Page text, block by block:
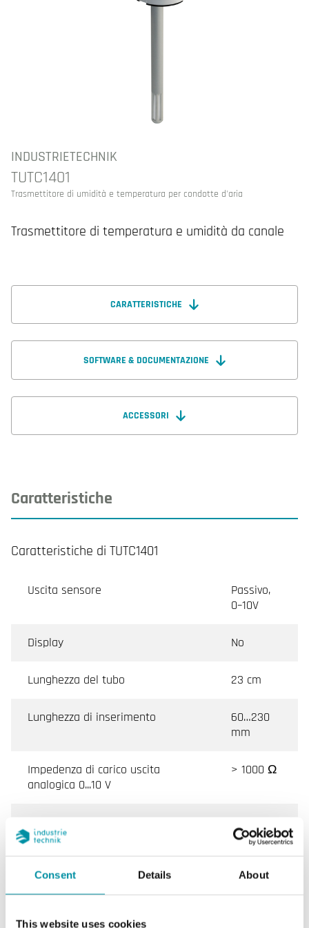
Consent Details About
This website uses cookies
INDUSTRIETECHNIK
TUTC1401
Trasmettitore di umidità e temperatura per condotte d'aria
Trasmettitore di temperatura e umidità da canale
CARATTERISTICHE
SOFTWARE & DOCUMENTAZIONE
ACCESSORI
Caratteristiche
Caratteristiche di TUTC1401
Uscita sensore
Passivo,
0–10V
Display No
Lunghezza del tubo 23 cm
Lunghezza di inserimento
60…230
mm
Impedenza di carico uscita
analogica 0...10 V
> 1000 Ω
Intervallo di misura, temp -20…50 °C